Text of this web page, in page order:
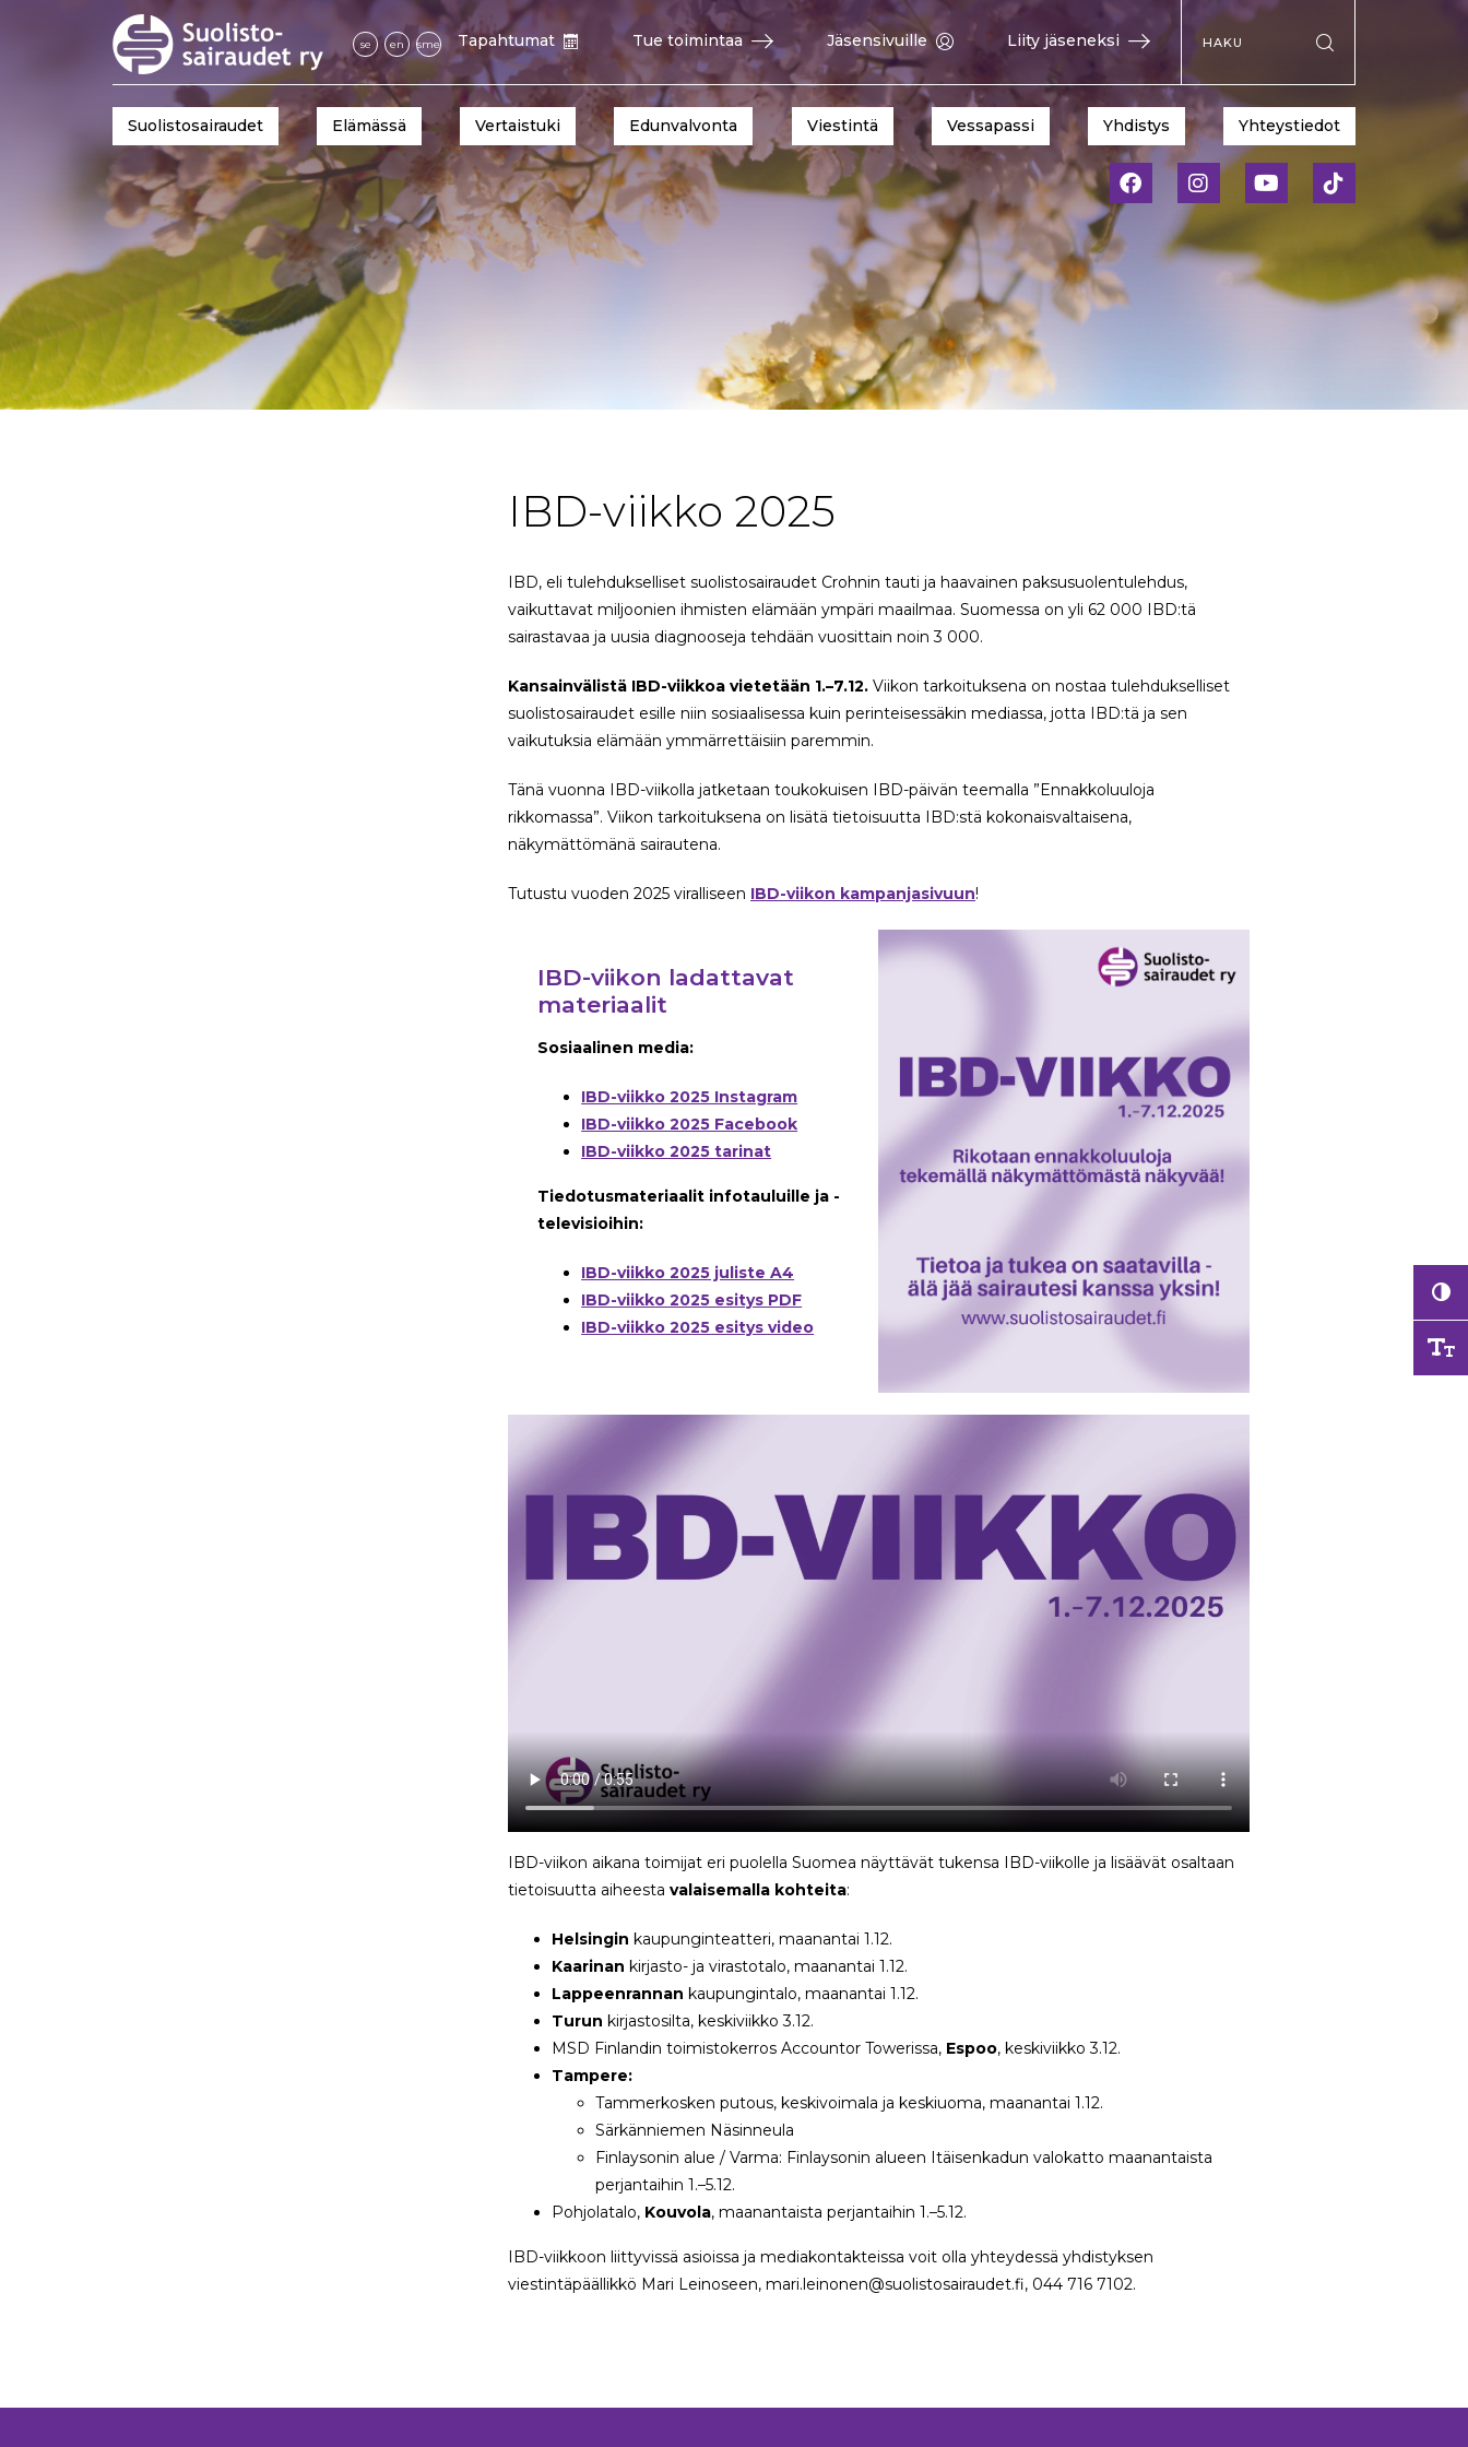
se en sme Tapahtumat Tue toimintaa Jäsensivuille Liity jäseneksi
Hae sivustolta
Suolistosairaudet Elämässä Vertaistuki Edunvalvonta Viestintä Vessapassi Yhdistys Yhteystiedot
IBD-viikko 2025
IBD, eli tulehdukselliset suolistosairaudet Crohnin tauti ja haavainen paksusuolentulehdus,
vaikuttavat miljoonien ihmisten elämään ympäri maailmaa. Suomessa on yli 62 000 IBD:tä
sairastavaa ja uusia diagnooseja tehdään vuosittain noin 3 000.
Kansainvälistä IBD-viikkoa vietetään 1.–7.12. Viikon tarkoituksena on nostaa tulehdukselliset
suolistosairaudet esille niin sosiaalisessa kuin perinteisessäkin mediassa, jotta IBD:tä ja sen
vaikutuksia elämään ymmärrettäisiin paremmin.
Tänä vuonna IBD-viikolla jatketaan toukokuisen IBD-päivän teemalla ”Ennakkoluuloja
rikkomassa”. Viikon tarkoituksena on lisätä tietoisuutta IBD:stä kokonaisvaltaisena,
näkymättömänä sairautena.
Tutustu vuoden 2025 viralliseen IBD-viikon kampanjasivuun!
IBD-viikon ladattavat
materiaalit
Sosiaalinen media:
IBD-viikko 2025 Instagram
IBD-viikko 2025 Facebook
IBD-viikko 2025 tarinat
Tiedotusmateriaalit infotauluille ja -
televisioihin:
IBD-viikko 2025 juliste A4
IBD-viikko 2025 esitys PDF
IBD-viikko 2025 esitys video
IBD-viikon aikana toimijat eri puolella Suomea näyttävät tukensa IBD-viikolle ja lisäävät osaltaan
tietoisuutta aiheesta valaisemalla kohteita:
Helsingin kaupunginteatteri, maanantai 1.12.
Kaarinan kirjasto- ja virastotalo, maanantai 1.12.
Lappeenrannan kaupungintalo, maanantai 1.12.
Turun kirjastosilta, keskiviikko 3.12.
MSD Finlandin toimistokerros Accountor Towerissa, Espoo, keskiviikko 3.12.
Tampere:
Tammerkosken putous, keskivoimala ja keskiuoma, maanantai 1.12.
Särkänniemen Näsinneula
Finlaysonin alue / Varma: Finlaysonin alueen Itäisenkadun valokatto maanantaista
perjantaihin 1.–5.12.
Pohjolatalo, Kouvola, maanantaista perjantaihin 1.–5.12.
IBD-viikkoon liittyvissä asioissa ja mediakontakteissa voit olla yhteydessä yhdistyksen
viestintäpäällikkö Mari Leinoseen, mari.leinonen@suolistosairaudet.fi, 044 716 7102.